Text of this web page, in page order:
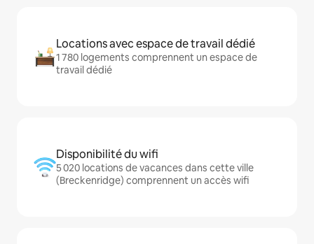
Locations avec espace de travail dédié
1 780 logements comprennent un espace de
travail dédié
Disponibilité du wifi
5 020 locations de vacances dans cette ville
(Breckenridge) comprennent un accès wifi